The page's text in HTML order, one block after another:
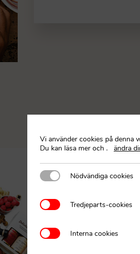
Vill ni
Finansiera cuper,
aktiviteter genom
Vi använder cookies på denna
Du kan läsa mer och
ändra
.
Nödvändiga cookies
Nödvändiga cookies
Tredjeparts-cookies
Tredjeparts-cookies
Interna cookies
Interna cookies